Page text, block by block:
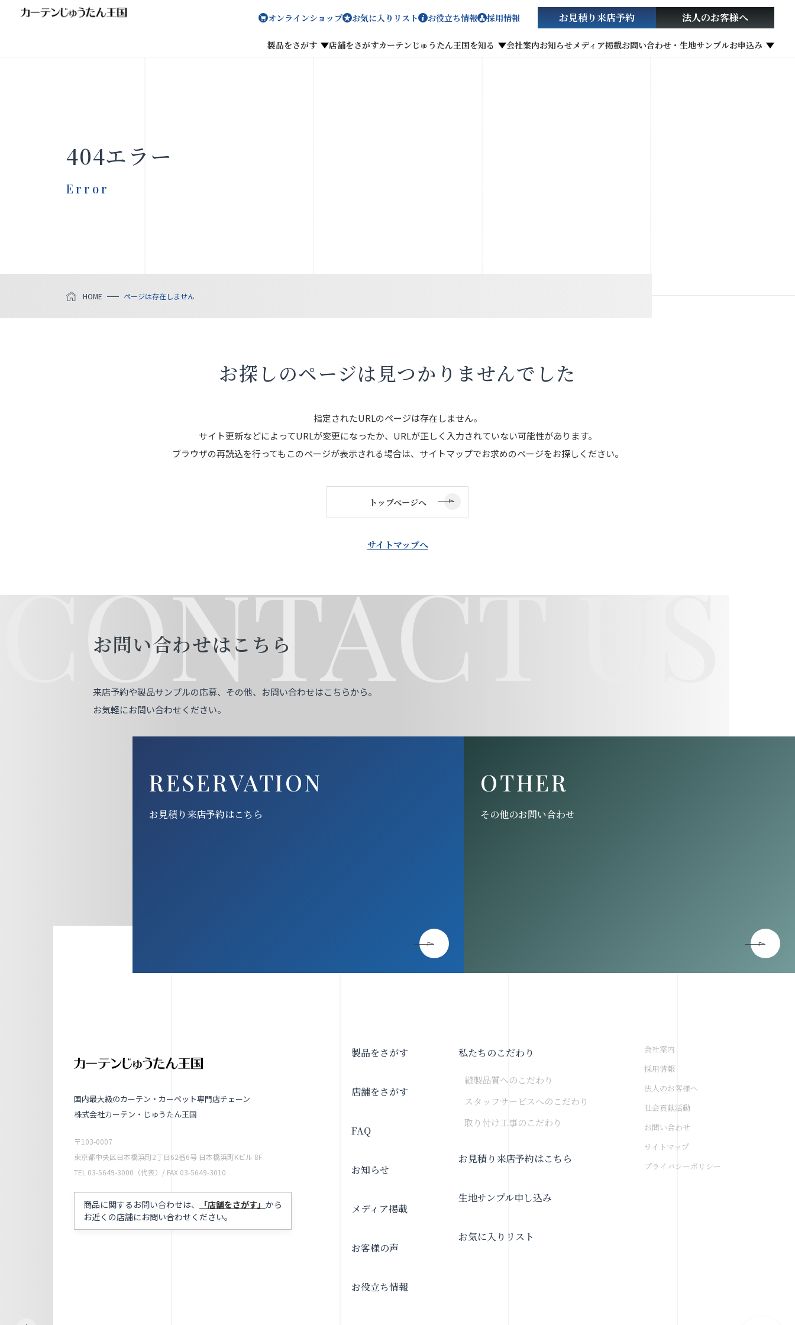
オンラインショップ お気に入りリスト お役立ち情報 採用情報
製品をさがす 店舗をさがすカーテンじゅうたん王国を知る 会社案内お知らせメディア掲載お問い合わせ・生地サンプルお申込み
お見積り来店予約 法人のお客様へ
404エラー
Error
HOME ページは存在しません
お探しのページは 見つかりませんでした
指定されたURLのページは存在しません。
サイト更新などによってURLが変更になったか、URLが正しく入力されていない可能性があります。
ブラウザの再読込を行ってもこのページが表示される場合は、サイトマップでお求めのページをお探しください。
トップページへ
サイトマップへ
CONTACT US
お問い合わせはこちら
来店予約や製品サンプルの応募、その他、お問い合わせはこちらから。
お気軽にお問い合わせください。
RESERVATION
お見積り来店予約はこちら
OTHER
その他のお問い合わせ
国内最大級のカーテン・カーペット専門店チェーン
株式会社カーテン・じゅうたん王国
〒103-0007
東京都中央区日本橋浜町2丁目62番6号 日本橋浜町Kビル 8F
TEL 03-5649-3000（代表）/ FAX 03-5649-3010
商品に関するお問い合わせは、 「店舗をさがす」 から
お近くの店舗にお問い合わせください。
製品をさがす
店舗をさがす
FAQ
お知らせ
メディア掲載
お客様の声
お役立ち情報
私たちのこだわり
縫製品質へのこだわり
スタッフサービスへのこだわり
取り付け工事のこだわり
お見積り来店予約はこちら
生地サンプル申し込み
お気に入りリスト
会社案内
採用情報
法人のお客様へ
社会貢献活動
お問い合わせ
サイトマップ
プライバシーポリシー